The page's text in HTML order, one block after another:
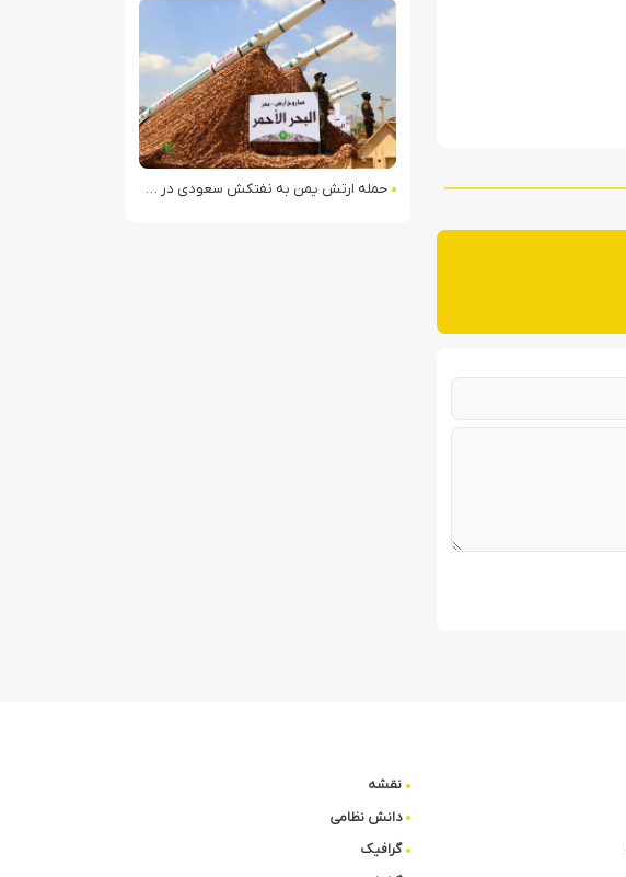
حمله ارتش یمن به نفتکش سعودی در خلیج عدن
نقشه
دانش نظامی
گرافیک